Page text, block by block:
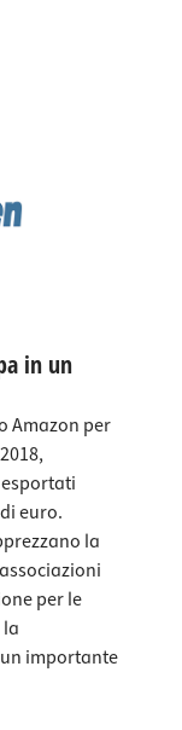
in un
Amazon per
euro.
la
per le
importante